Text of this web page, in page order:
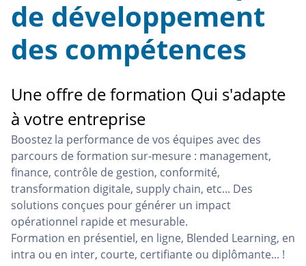
de développement
des compétences
Une offre de formation Qui s'adapte
à votre entreprise
Boostez la performance de vos équipes avec des
parcours de formation sur-mesure : management,
finance, contrôle de gestion, conformité,
transformation digitale, supply chain, etc... Des
solutions conçues pour générer un impact
opérationnel rapide et mesurable.
Formation en présentiel, en ligne, Blended Learning, en
intra ou en inter, courte, certifiante ou diplômante... !